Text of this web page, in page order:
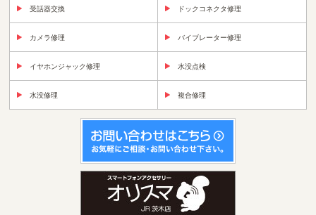
受話器交換 ドックコネクタ修理
カメラ修理 バイブレーター修理
イヤホンジャック修理 水没点検
水没修理 複合修理